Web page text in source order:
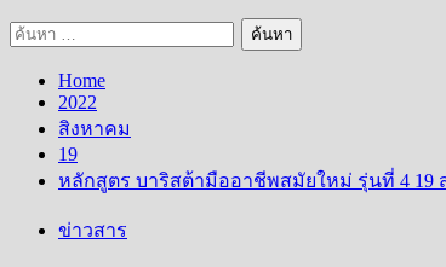
ค้นหา
Home
2022
สิงหาคม
19
หลักสูตร บาริสต้ามืออาชีพสมัยใหม่ รุ่นที่ 4 19
ข่าวสาร